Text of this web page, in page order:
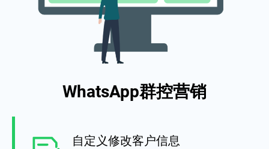
WhatsApp群控营销
自定义修改客户信息